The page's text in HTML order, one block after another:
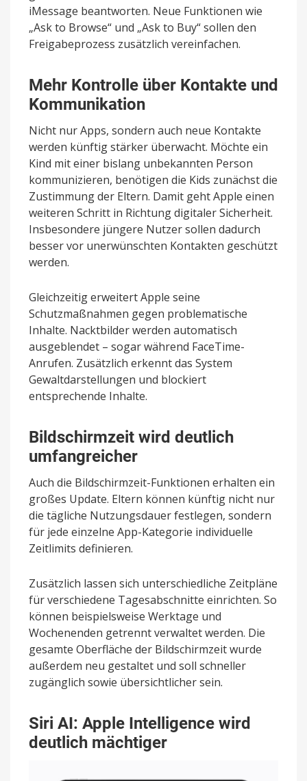
iMessage beantworten. Neue Funktionen wie
„Ask to Browse“ und „Ask to Buy“ sollen den
Freigabeprozess zusätzlich vereinfachen.
Mehr Kontrolle über Kontakte und
Kommunikation
Nicht nur Apps, sondern auch neue Kontakte
werden künftig stärker überwacht. Möchte ein
Kind mit einer bislang unbekannten Person
kommunizieren, benötigen die Kids zunächst die
Zustimmung der Eltern. Damit geht Apple einen
weiteren Schritt in Richtung digitaler Sicherheit.
Insbesondere jüngere Nutzer sollen dadurch
besser vor unerwünschten Kontakten geschützt
werden.
Gleichzeitig erweitert Apple seine
Schutzmaßnahmen gegen problematische
Inhalte. Nacktbilder werden automatisch
ausgeblendet – sogar während FaceTime-
Anrufen. Zusätzlich erkennt das System
Gewaltdarstellungen und blockiert
entsprechende Inhalte.
Bildschirmzeit wird deutlich
umfangreicher
Auch die Bildschirmzeit-Funktionen erhalten ein
großes Update. Eltern können künftig nicht nur
die tägliche Nutzungsdauer festlegen, sondern
für jede einzelne App-Kategorie individuelle
Zeitlimits definieren.
Zusätzlich lassen sich unterschiedliche Zeitpläne
für verschiedene Tagesabschnitte einrichten. So
können beispielsweise Werktage und
Wochenenden getrennt verwaltet werden. Die
gesamte Oberfläche der Bildschirmzeit wurde
außerdem neu gestaltet und soll schneller
zugänglich sowie übersichtlicher sein.
Siri AI: Apple Intelligence wird
deutlich mächtiger